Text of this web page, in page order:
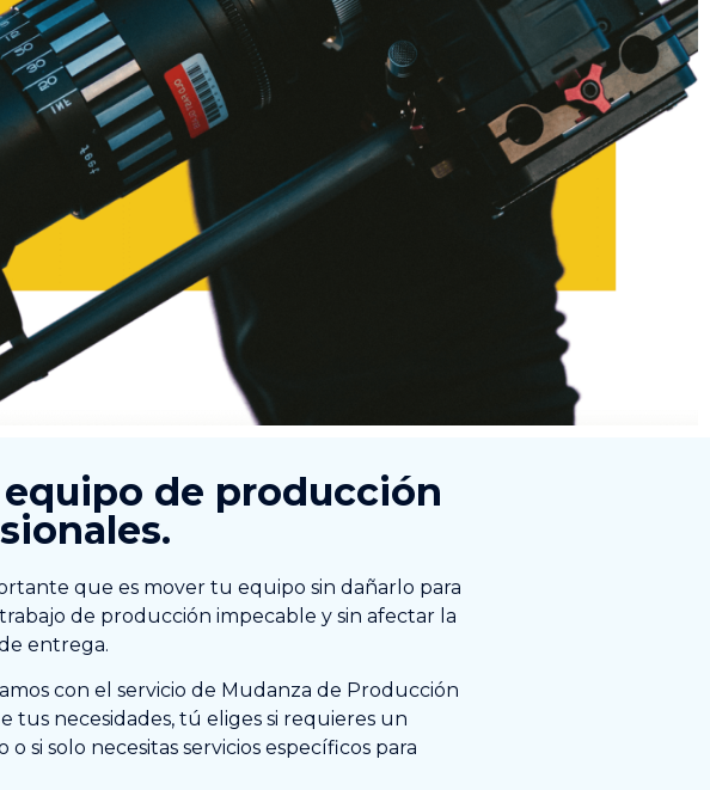
de producción
que es mover tu equipo sin dañarlo para
de producción impecable y sin afectar la
entrega.
con el servicio de Mudanza de Producción
tus necesidades, tú eliges si requieres un
si solo necesitas servicios específicos para